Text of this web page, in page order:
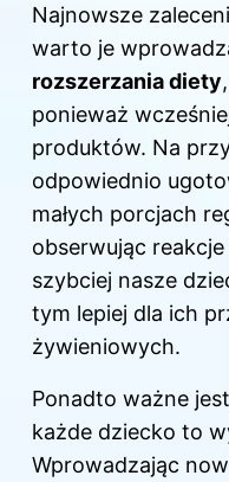
Najnowsze
warto je
rozszerzania diety
ponieważ
produktów. Na
odpowiednio
małych porcjach
obserwując
szybciej nasze
tym lepiej dla ich
żywieniowych.
Ponadto ważne
każde dziecko to
Wprowadzając